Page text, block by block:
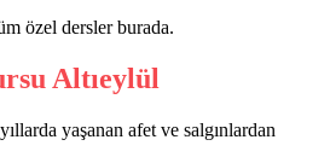
özel dersler burada.
Altıeylül
yaşanan afet ve salgınlardan